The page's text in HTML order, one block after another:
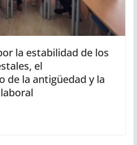
la estabilidad de los
el
de la antigüedad y la